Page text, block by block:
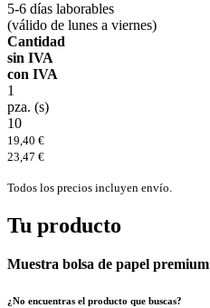
5-6 días laborables
(válido de lunes a viernes)
Cantidad
sin IVA
con IVA
1
pza. (s)
10
19,40 €
23,47 €
Todos los precios incluyen envío.
Tu producto
Muestra bolsa de papel premium
¿No encuentras el producto que buscas?